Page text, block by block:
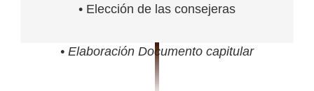
• Elección de las consejeras
• Elaboración Documento capitular